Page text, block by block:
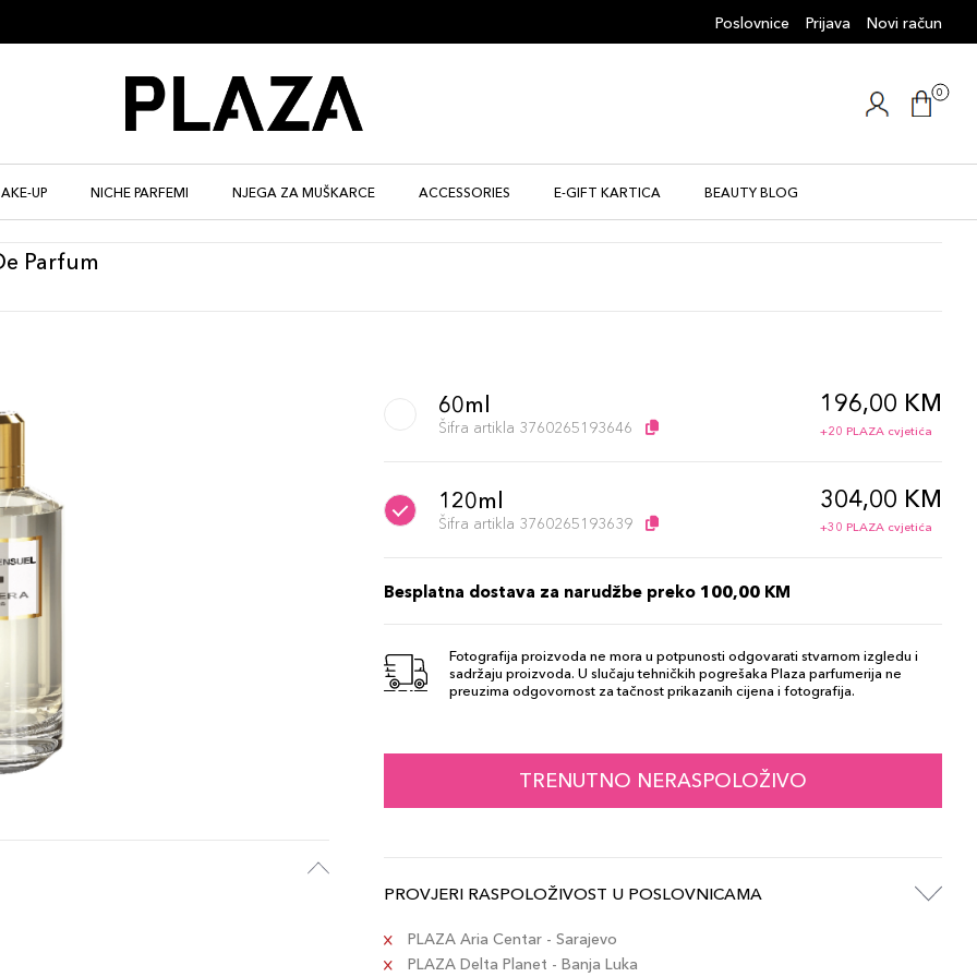
Poslovnice Prijava Novi račun
0
UP NICHE PARFEMI NJEGA ZA MUŠKARCE ACCESSORIES E-GIFT KARTICA BEAUTY BLOG
Parfum
60ml
Šifra artikla 3760265193646
196,00 KM
+20 PLAZA cvjetića
120ml
Šifra artikla 3760265193639
304,00 KM
+30 PLAZA cvjetića
Besplatna dostava za narudžbe preko 100,00 KM
Fotografija proizvoda ne mora u potpunosti odgovarati stvarnom izgledu i
sadržaju proizvoda. U slučaju tehničkih pogrešaka Plaza parfumerija ne
preuzima odgovornost za tačnost prikazanih cijena i fotografija.
TRENUTNO NERASPOLOŽIVO
PROVJERI RASPOLOŽIVOST U POSLOVNICAMA
PLAZA Aria Centar - Sarajevo
PLAZA Delta Planet - Banja Luka